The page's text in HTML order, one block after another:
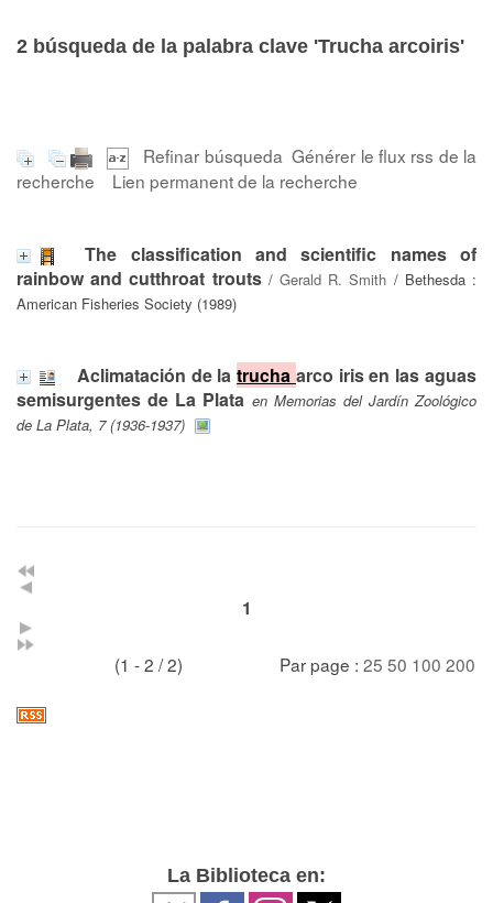
2 búsqueda de la palabra clave 'Trucha arcoiris'
Refinar búsqueda Générer le flux rss de la
recherche
Lien permanent de la recherche
The classification and scientific names of
rainbow and cutthroat trouts/Gerald R. Smith / Bethesda :
American Fisheries Society (1989)
Aclimatación de latrucha arco iris en las aguas
semisurgentes de La Plata en Memorias del Jardín Zoológico
de La Plata, 7 (1936-1937)
1
(1 - 2 / 2) Par page : 25 50 100 200
La Biblioteca en: